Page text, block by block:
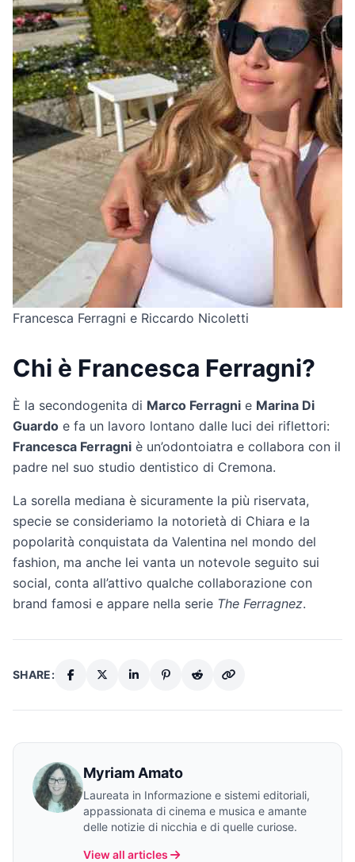
Francesca Ferragni e Riccardo Nicoletti
Chi è Francesca Ferragni?
È la secondogenita di Marco Ferragni e Marina Di
Guardo e fa un lavoro lontano dalle luci dei riflettori:
Francesca Ferragni è un’odontoiatra e collabora con il
padre nel suo studio dentistico di Cremona.
La sorella mediana è sicuramente la più riservata,
specie se consideriamo la notorietà di Chiara e la
popolarità conquistata da Valentina nel mondo del
fashion, ma anche lei vanta un notevole seguito sui
social, conta all’attivo qualche collaborazione con
brand famosi e appare nella serie The Ferragnez.
SHARE:
Myriam Amato
Laureata in Informazione e sistemi editoriali,
appassionata di cinema e musica e amante
delle notizie di nicchia e di quelle curiose.
View all articles